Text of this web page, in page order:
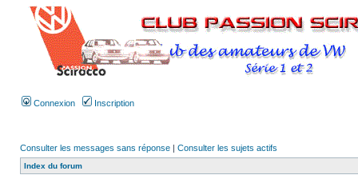
Connexion Inscription
Consulter les messages sans réponse | Consulter les sujets actifs
Index du forum